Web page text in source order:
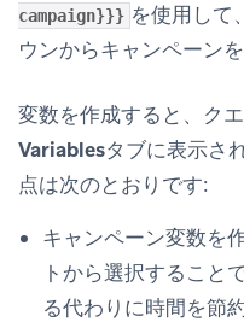
campaign}}} を使用して、
ウンからキャンペーン
変数を作成すると、ク
Variablesタブに表示さ
点は次のとおりです:
キャンペーン変数を
トから選択すること
る代わりに時間を節